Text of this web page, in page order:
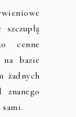
cenne
bazie
żadnych